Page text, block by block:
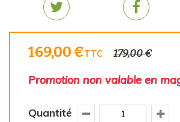
169,00 €TTC 179,00 €
Promotion non valable en
Quantité